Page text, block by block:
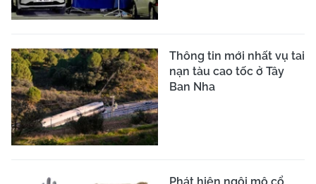
Thông tin mới nhất vụ tai
nạn tàu cao tốc ở Tây
Ban Nha